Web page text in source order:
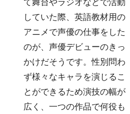
していた際、英語教材用の
アニメで声優の仕事をした
のが、声優デビューのきっ
かけだそうです。性別問わ
ず様々なキャラを演じるこ
とができるため演技の幅が
広く、一つの作品で何役も